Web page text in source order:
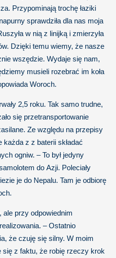
Przypominają trochę łaziki
sprawdziła dla nas moja
w nią z linijką i zmierzyła
Dzięki temu wiemy, że nasze
wszędzie. Wydaje się nam,
musieli rozebrać im koła
Woroch.
2,5 roku. Tak samo trudne,
się przetransportowanie
Ze względu na przepisy
każda z z baterii składać
ogniw. – To był jedyny
do Azji. Poleciały
je do Nepalu. Tam je odbiorę
ale przy odpowiednim
– Ostatnio
że czuję się silny. W moim
z faktu, że robię rzeczy krok